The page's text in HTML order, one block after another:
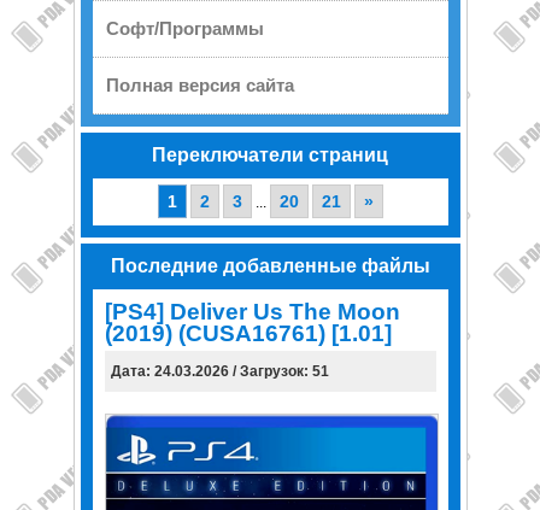
Софт/Программы
Полная версия сайта
Переключатели страниц
1 2 3 ... 20 21 »
Последние добавленные файлы
[PS4] Deliver Us The Moon
(2019) (CUSA16761) [1.01]
Дата: 24.03.2026 / Загрузок: 51